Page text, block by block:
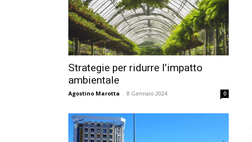
Strategie per ridurre l’impatto
ambientale
Agostino Marotta - 8 Gennaio 2024 0